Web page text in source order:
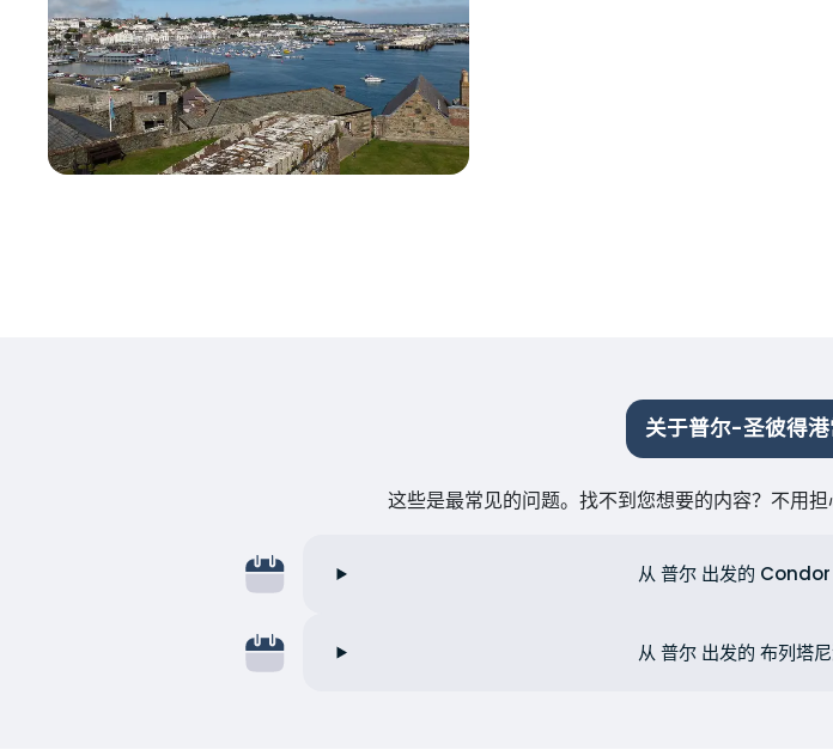
关于普尔-圣彼得
这些是最常见的问题。找不到您想要的内容？不用
从 普尔 出发的 Condor
从 普尔 出发的 布列塔